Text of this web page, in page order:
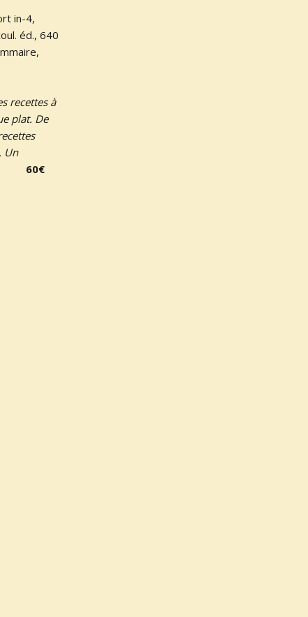
in-4,
éd., 640
recettes à
plat. De
Un
60€